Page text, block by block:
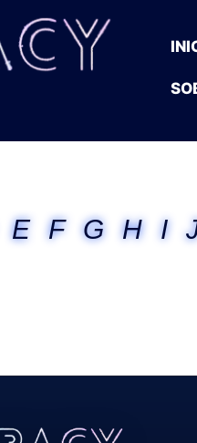
E F G H I